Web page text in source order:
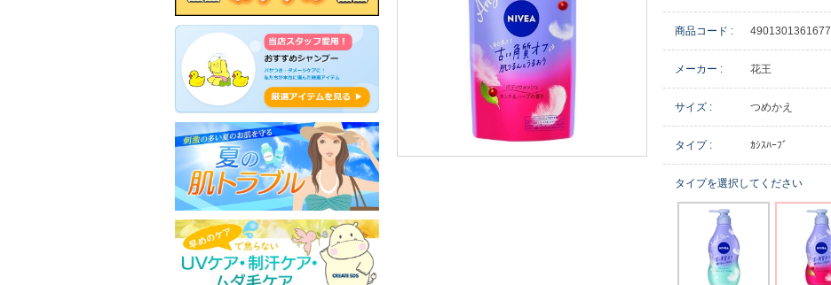
商品コード : 4901301361677
メーカー : 花王
サイズ : つめかえ
タイプ : ｶｼｽﾊｰﾌﾞ
タイプを選択してください